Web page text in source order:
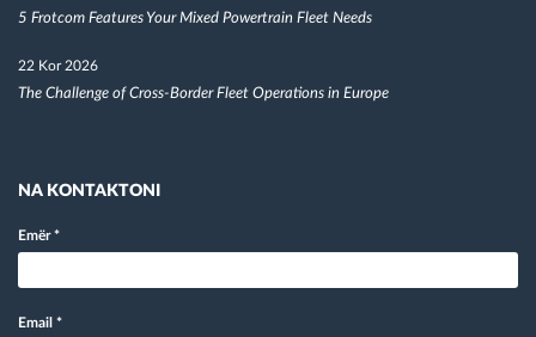
5 Frotcom Features Your Mixed Powertrain Fleet Needs
22 Kor 2026
The Challenge of Cross-Border Fleet Operations in Europe
NA KONTAKTONI
Emër*
Email *